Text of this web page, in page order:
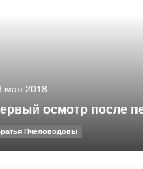
мая 2018
осмотр после
Пчеловодовы